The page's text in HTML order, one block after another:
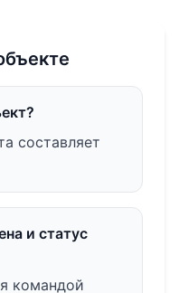
составляет
и статус
командой